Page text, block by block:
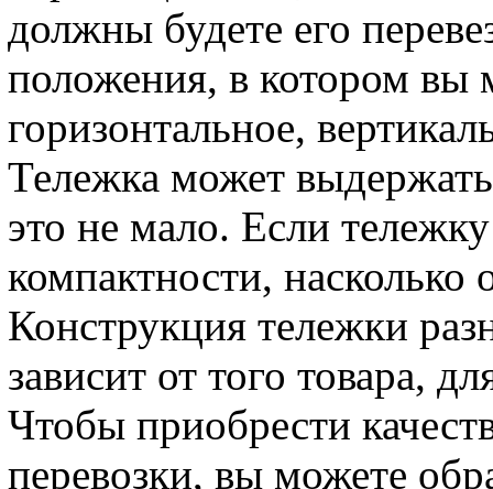
должны будете его
положения, в котором вы
горизонтальное,
Тележка может
это не мало. Если
компактности, насколько
Конструкция тележки
зависит от того товара,
Чтобы приобрести
перевозки, вы можете